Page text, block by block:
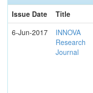
Issue Date
Title
6-Jun-2017
INNOVA
Research
Journal